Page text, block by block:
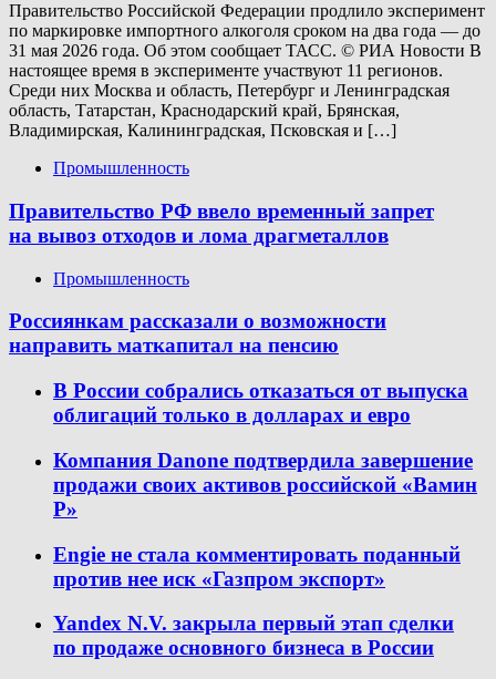
Правительство Российской Федерации продлило эксперимент
по маркировке импортного алкоголя сроком на два года — до
31 мая 2026 года. Об этом сообщает ТАСС. © РИА Новости В
настоящее время в эксперименте участвуют 11 регионов.
Среди них Москва и область, Петербург и Ленинградская
область, Татарстан, Краснодарский край, Брянская,
Владимирская, Калининградская, Псковская и […]
Промышленность
Правительство РФ ввело временный запрет
на вывоз отходов и лома драгметаллов
Промышленность
Россиянкам рассказали о возможности
направить маткапитал на пенсию
В России собрались отказаться от выпуска
облигаций только в долларах и евро
Компания Danone подтвердила завершение
продажи своих активов российской «Вамин
Р»
Engie не стала комментировать поданный
против нее иск «Газпром экспорт»
Yandex N.V. закрыла первый этап сделки
по продаже основного бизнеса в России